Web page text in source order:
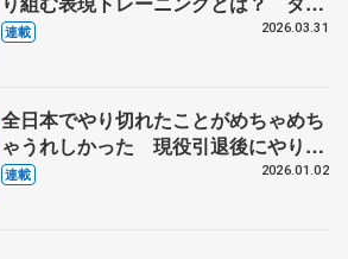
サー、振付家の小㞍健太さんが伝えた
連載 2026.03.31
全日本でやり切れたことがめちゃめち
ゃうれしかった 現役引退後にやりた
いことは…【第5回 新葉のことば】
連載 2026.01.02